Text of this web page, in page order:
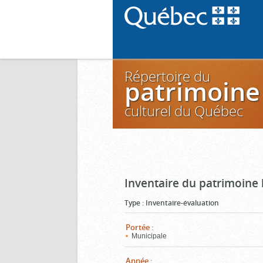
Répertoire du
patrimoine
culturel du Québec
Inventaire du patrimoine
Type : Inventaire-évaluation
Portée :
Municipale